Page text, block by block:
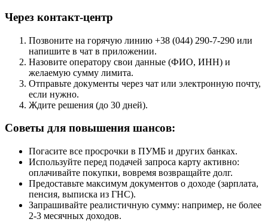
Через контакт-центр
Позвоните на горячую линию +38 (044) 290-7-290 или
напишите в чат в приложении.
Назовите оператору свои данные (ФИО, ИНН) и
желаемую сумму лимита.
Отправьте документы через чат или электронную почту,
если нужно.
Ждите решения (до 30 дней).
Советы для повышения шансов:
Погасите все просрочки в ПУМБ и других банках.
Используйте перед подачей запроса карту активно:
оплачивайте покупки, вовремя возвращайте долг.
Предоставьте максимум документов о доходе (зарплата,
пенсия, выписка из ГНС).
Запрашивайте реалистичную сумму: например, не более
2-3 месячных доходов.